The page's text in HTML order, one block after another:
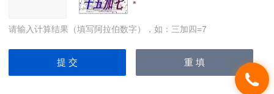
请输入计算结果（填写阿拉伯数字），如：三加四=7